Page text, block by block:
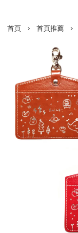
首頁 › 首頁推薦 ›